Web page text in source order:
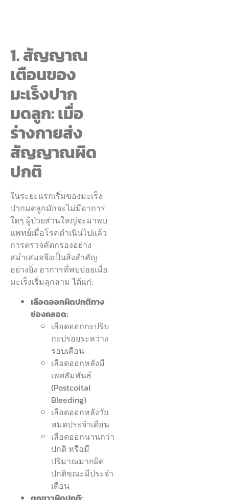
1. สัญญาณ
เตือนของ
มะเร็งปาก
มดลูก: เมื่อ
ร่างกายส่ง
สัญญาณผิด
ปกติ
ในระยะแรกเริ่มของมะเร็ง
ปากมดลูกมักจะไม่มีอาการ
ใดๆ ผู้ป่วยส่วนใหญ่จะมาพบ
แพทย์เมื่อโรคดำเนินไปแล้ว
การตรวจคัดกรองอย่าง
สม่ำเสมอจึงเป็นสิ่งสำคัญ
อย่างยิ่ง อาการที่พบบ่อยเมื่อ
มะเร็งเริ่มลุกลาม ได้แก่:
เลือดออกผิดปกติทาง
ช่องคลอด:
เลือดออกกะปริบ
กะปรอยระหว่าง
รอบเดือน
เลือดออกหลังมี
เพศสัมพันธ์
(Postcoital
Bleeding)
เลือดออกหลังวัย
หมดประจำเดือน
เลือดออกนานกว่า
ปกติ หรือมี
ปริมาณมากผิด
ปกติขณะมีประจำ
เดือน